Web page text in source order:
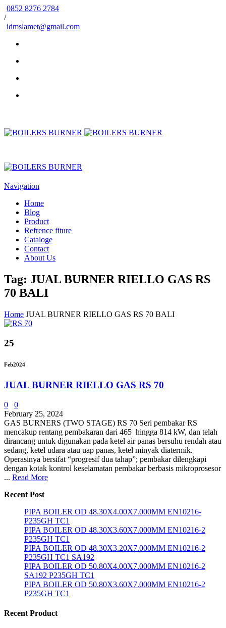
0852 8276 2784
/
idmslamet@gmail.com
Navigation
Home
Blog
Product
Refrence fiture
Cataloge
Contact
About Us
Tag: JUAL BURNER RIELLO GAS RS
70 BALI
Home JUAL BURNER RIELLO GAS RS 70 BALI
25
Feb2024
JUAL BURNER RIELLO GAS RS 70
0
0
February 25, 2024
GAS BURNERS (TWO STAGE) RS 70 Seri pembakar RS
mencakup rentang pembakaran dari 465 hingga 814 kW, dan telah
dirancang untuk digunakan pada ketel air panas bersuhu rendah atau
sedang, ketel udara atau uap panas, ketel minyak diatermik.
Operasinya bersifat “progresif dua tahap”; pembakar dilengkapi
dengan kotak kontrol keselamatan pembakar berbasis mikroprosesor
... Read More
Recent Post
PIPA BOILER OD 48.30X4.00X7.000MM EN10216-
P235GH TC1
PIPA BOILER OD 48.30X3.60X7.000MM EN10216-2
P235GH TC1
PIPA BOILER OD 48.30X3.20X7.000MM EN10216-2
P235GH TC1 SA192
PIPA BOILER OD 50.80X4.00X7.000MM EN10216-2
SA192 P235GH TC1
PIPA BOILER OD 50.80X3.60X7.000MM EN10216-2
P235GH TC1
Recent Product